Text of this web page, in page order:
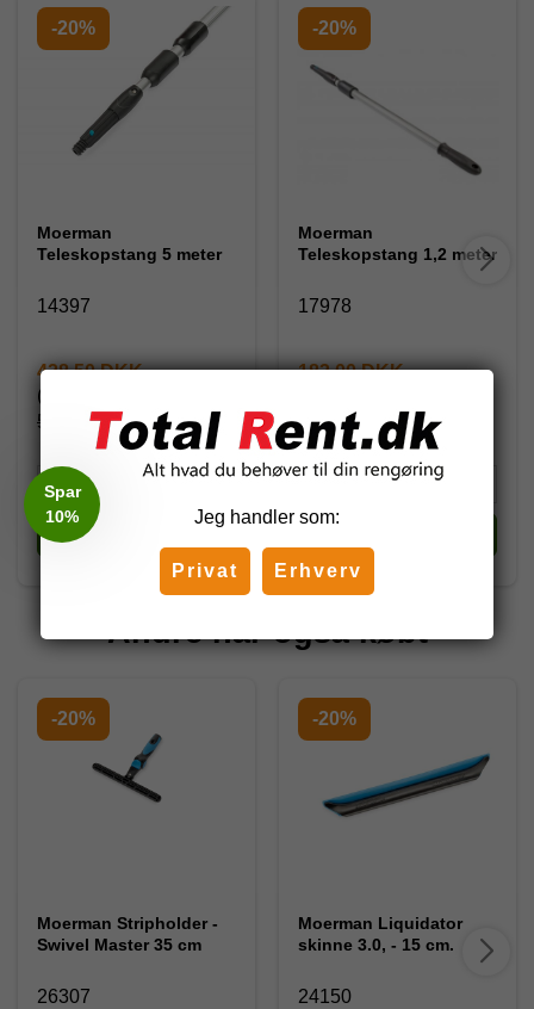
-20%
Moerman
Teleskopstang 5 meter
14397
535,62 DKK
428,50 DKK
(inkl. moms)
-20%
Moerman
Teleskopstang 1,2 meter
17978
228,75 DKK
183,00 DKK
Andre har også købt
-20%
Moerman Stripholder -
Swivel Master 35 cm
26307
-20%
Moerman Liquidator
skinne 3.0, - 15 cm.
24150
Jeg handler som:
Privat Erhverv
Spar
10%